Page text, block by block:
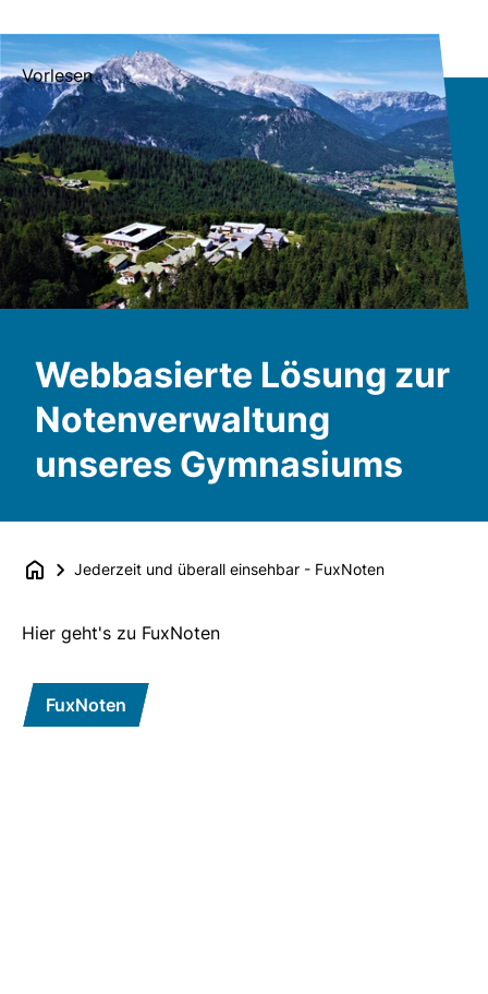
Vorlesen
Webbasierte Lösung zur
Notenverwaltung
unseres Gymnasiums
Jederzeit und überall einsehbar - FuxNoten
Hier geht's zu FuxNoten
FuxNoten